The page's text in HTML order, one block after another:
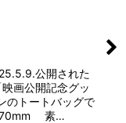
公開された
画公開記念グッ
のトートバッグで
素…